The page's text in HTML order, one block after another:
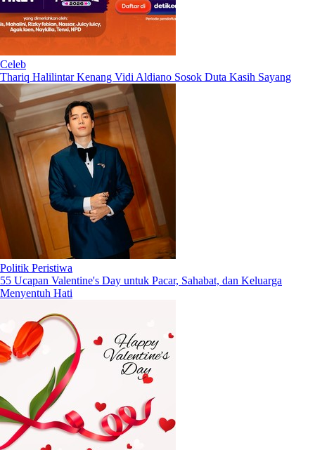
Celeb
Thariq Halilintar Kenang Vidi Aldiano Sosok Duta Kasih Sayang
Politik Peristiwa
55 Ucapan Valentine's Day untuk Pacar, Sahabat, dan Keluarga
Menyentuh Hati